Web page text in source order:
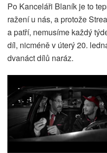
Po Kanceláři Blaník je to
ražení u nás, a protože
a patří, nemusíme každý
díl, nicméně v úterý 20.
dvanáct dílů naráz.